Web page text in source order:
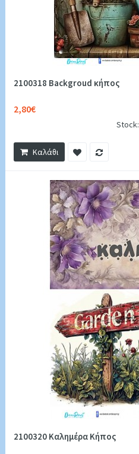
2100318 Backgroud κήπος
2,80€
Stock:
Καλάθι
2100320 Καλημέρα Κήπος